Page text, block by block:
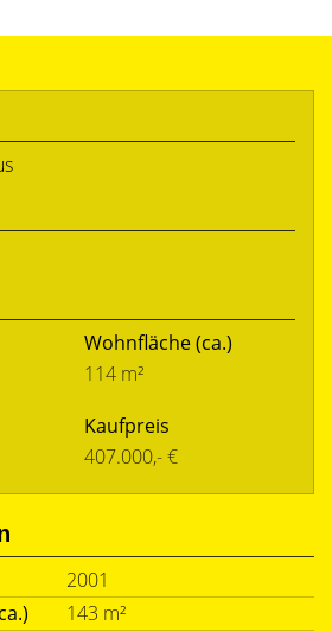
Wohnfläche(ca.)
114 m²
Kaufpreis
407.000,- €
2001
143 m²